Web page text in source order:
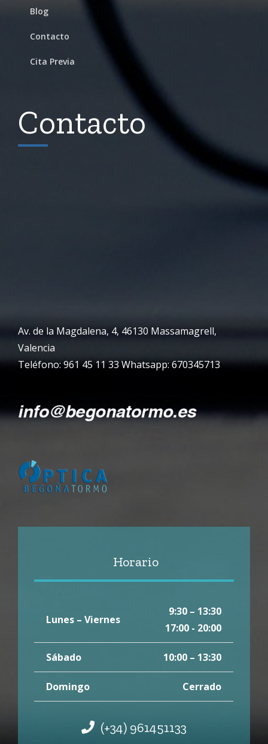
Blog
Contacto
Cita Previa
Contacto
Av. de la Magdalena, 4, 46130 Massamagrell,
Valencia
Teléfono: 961 45 11 33 Whatsapp: 670345713
Horario
Lunes – Viernes
9:30 – 13:30
17:00 - 20:00
Sábado 10:00 – 13:30
Domingo Cerrado
(+34) 961451133